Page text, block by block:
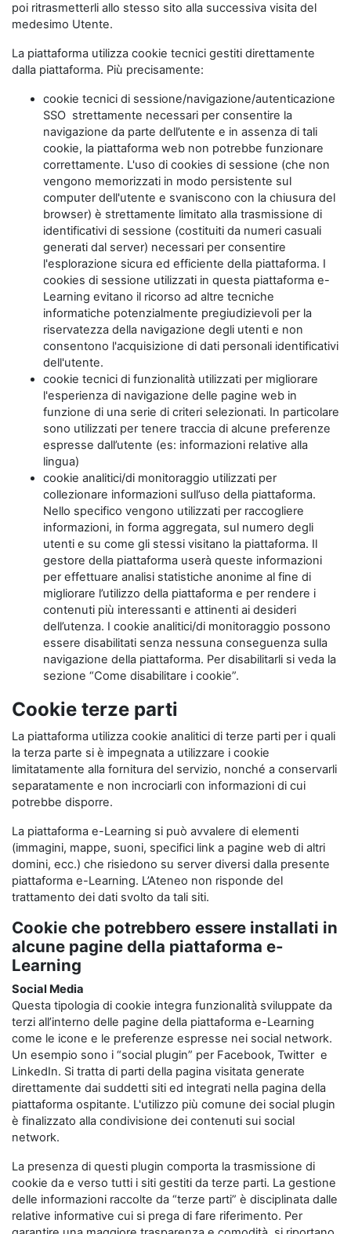
poi ritrasmetterli allo stesso sito alla successiva visita del
medesimo Utente.
La piattaforma utilizza cookie tecnici gestiti direttamente
dalla piattaforma. Più precisamente:
cookie tecnici di sessione/navigazione/autenticazione
SSO strettamente necessari per consentire la
navigazione da parte dell’utente e in assenza di tali
cookie, la piattaforma web non potrebbe funzionare
correttamente. L'uso di cookies di sessione (che non
vengono memorizzati in modo persistente sul
computer dell'utente e svaniscono con la chiusura del
browser) è strettamente limitato alla trasmissione di
identificativi di sessione (costituiti da numeri casuali
generati dal server) necessari per consentire
l'esplorazione sicura ed efficiente della piattaforma. I
cookies di sessione utilizzati in questa piattaforma e-
Learning evitano il ricorso ad altre tecniche
informatiche potenzialmente pregiudizievoli per la
riservatezza della navigazione degli utenti e non
consentono l'acquisizione di dati personali identificativi
dell'utente.
cookie tecnici di funzionalità utilizzati per migliorare
l'esperienza di navigazione delle pagine web in
funzione di una serie di criteri selezionati. In particolare
sono utilizzati per tenere traccia di alcune preferenze
espresse dall’utente (es: informazioni relative alla
lingua)
cookie analitici/di monitoraggio utilizzati per
collezionare informazioni sull’uso della piattaforma.
Nello specifico vengono utilizzati per raccogliere
informazioni, in forma aggregata, sul numero degli
utenti e su come gli stessi visitano la piattaforma. Il
gestore della piattaforma userà queste informazioni
per effettuare analisi statistiche anonime al fine di
migliorare l’utilizzo della piattaforma e per rendere i
contenuti più interessanti e attinenti ai desideri
dell’utenza. I cookie analitici/di monitoraggio possono
essere disabilitati senza nessuna conseguenza sulla
navigazione della piattaforma. Per disabilitarli si veda la
sezione “Come disabilitare i cookie”.
Cookie terze parti
La piattaforma utilizza cookie analitici di terze parti per i quali
la terza parte si è impegnata a utilizzare i cookie
limitatamente alla fornitura del servizio, nonché a conservarli
separatamente e non incrociarli con informazioni di cui
potrebbe disporre.
La piattaforma e-Learning si può avvalere di elementi
(immagini, mappe, suoni, specifici link a pagine web di altri
domini, ecc.) che risiedono su server diversi dalla presente
piattaforma e-Learning. L’Ateneo non risponde del
trattamento dei dati svolto da tali siti.
Cookie che potrebbero essere installati in
alcune pagine della piattaforma e-
Learning
Social Media
Questa tipologia di cookie integra funzionalità sviluppate da
terzi all’interno delle pagine della piattaforma e-Learning
come le icone e le preferenze espresse nei social network.
Un esempio sono i “social plugin” per Facebook, Twitter e
LinkedIn. Si tratta di parti della pagina visitata generate
direttamente dai suddetti siti ed integrati nella pagina della
piattaforma ospitante. L'utilizzo più comune dei social plugin
è finalizzato alla condivisione dei contenuti sui social
network.
La presenza di questi plugin comporta la trasmissione di
cookie da e verso tutti i siti gestiti da terze parti. La gestione
delle informazioni raccolte da “terze parti” è disciplinata dalle
relative informative cui si prega di fare riferimento. Per